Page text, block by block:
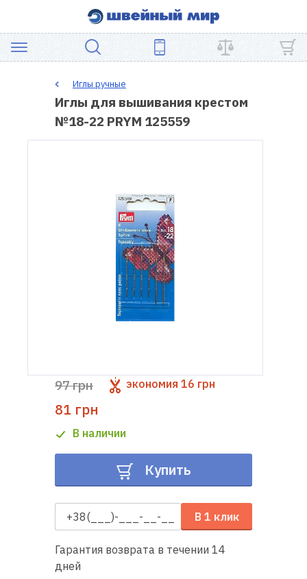
ШВЕЙНОЕ
ОБОРУДОВАНИЕ
Ремонт
советы
Контакты
Иглы ручные
Иглы для вышивания крестом
№18-22 PRYM 125559
97 грн экономия 16 грн
81 грн
В наличии
Купить
В 1 клик
Гарантия возврата в течении 14
дней